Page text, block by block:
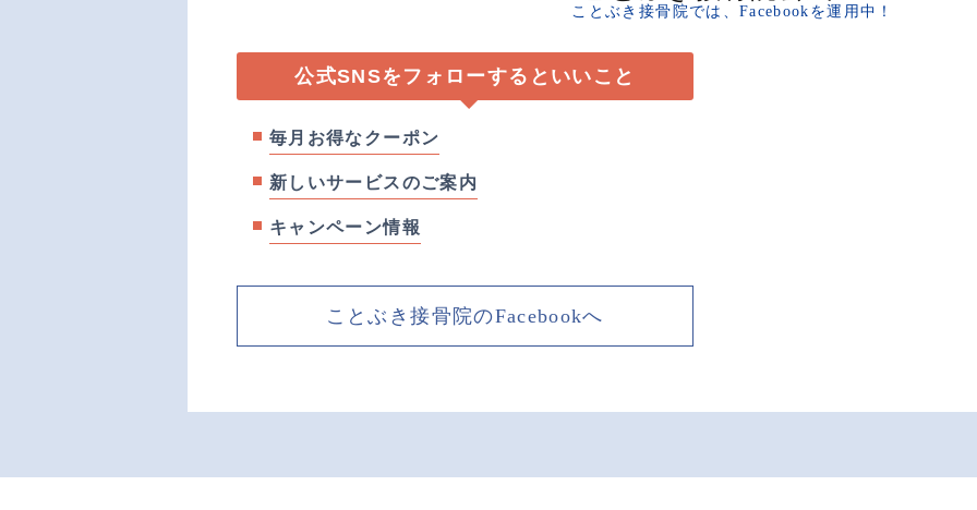
ことぶき接骨院では、Facebookを運用中！
公式SNSをフォローするといいこと
毎月お得なクーポン
新しいサービスのご案内
キャンペーン情報
ことぶき接骨院のFacebookへ